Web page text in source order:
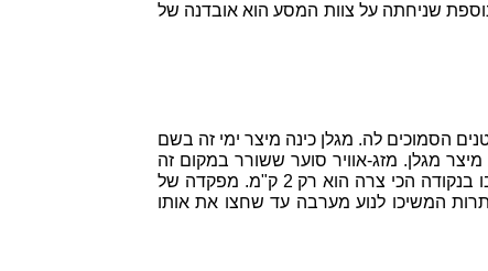
שניחתה על צוות המסע הוא אובדנה של
הקטנים הסמוכים לה. מגלן כינה מיצר ימי זה בשם
מגלן. מזג-אוויר סוער ששורר במקום זה
רוב ימות השנה ואופיו הצר של מעבר מים זה הקשו על התקדמות המשלחת. אורכו של המיצר הוא כ- 570 ק"מ ורוחבו בנקודה הכי צרה הוא רק 2 ק"מ. מפקדה של
המשיכו לנוע מערבה עד שחצו את אותו